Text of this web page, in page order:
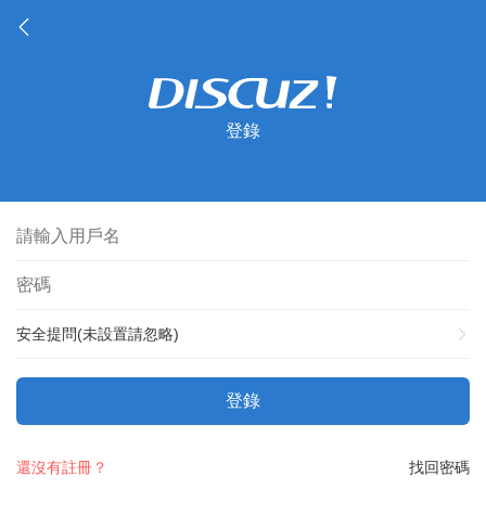
登錄
安全提問(未設置請忽略)
登錄
找回密碼
還沒有註冊？